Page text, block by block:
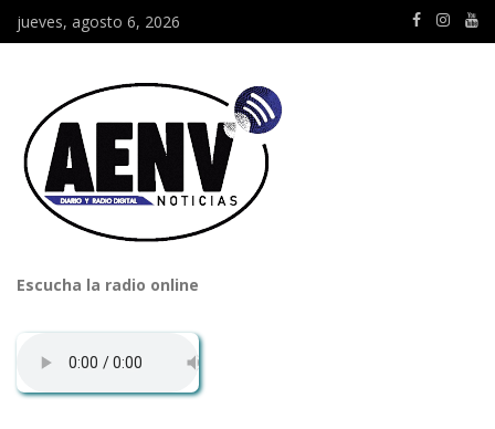
jueves, agosto 6, 2026
Escucha la radio online